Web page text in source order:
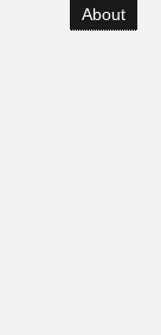
About